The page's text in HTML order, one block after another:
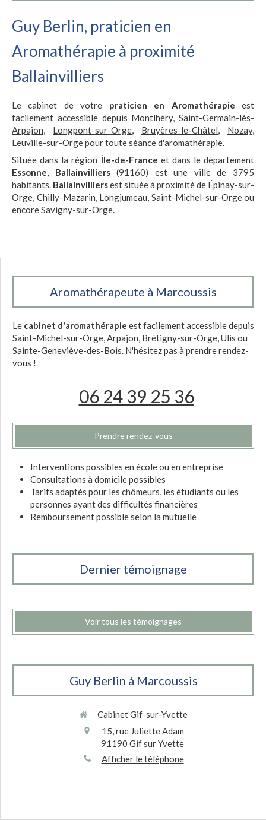
Guy Berlin, praticien en
Aromathérapie à proximité
Ballainvilliers
Le cabinet de votre praticien en Aromathérapie est
facilement accessible depuis Montlhéry, Saint-Germain-lès-
Arpajon, Longpont-sur-Orge, Bruyères-le-Châtel, Nozay,
Leuville-sur-Orgepour toute séance d'aromathérapie.
Située dans la régionÎle-de-France et dans le département
Essonne, Ballainvilliers(91160) est une ville de 3795
habitants. Ballainvilliersest située à proximité de Épinay-sur-
Orge, Chilly-Mazarin, Longjumeau, Saint-Michel-sur-Orge ou
encore Savigny-sur-Orge.
Aromathérapeute à Marcoussis
Le cabinet d'aromathérapie est facilement accessible depuis
Saint-Michel-sur-Orge, Arpajon, Brétigny-sur-Orge, Ulis ou
Sainte-Geneviève-des-Bois. N'hésitez pas à prendre rendez-
vous !
06 24 39 25 36
Prendre rendez-vous
Interventions possibles en école ou en entreprise
Consultations à domicile possibles
Tarifs adaptés pour les chômeurs, les étudiants ou les
personnes ayant des difficultés financières
Remboursement possible selon la mutuelle
Dernier témoignage
Voir tous les témoignages
Guy Berlin à Marcoussis
Cabinet Gif-sur-Yvette
15, rue Juliette Adam
91190 Gif sur Yvette
Afficher le téléphone